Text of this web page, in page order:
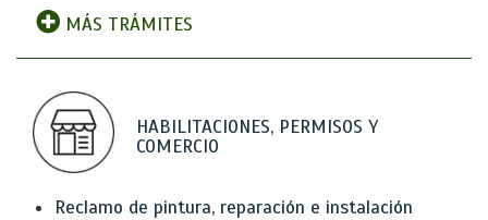
MÁS TRÁMITES
HABILITACIONES, PERMISOS Y
COMERCIO
Reclamo de pintura, reparación e instalación